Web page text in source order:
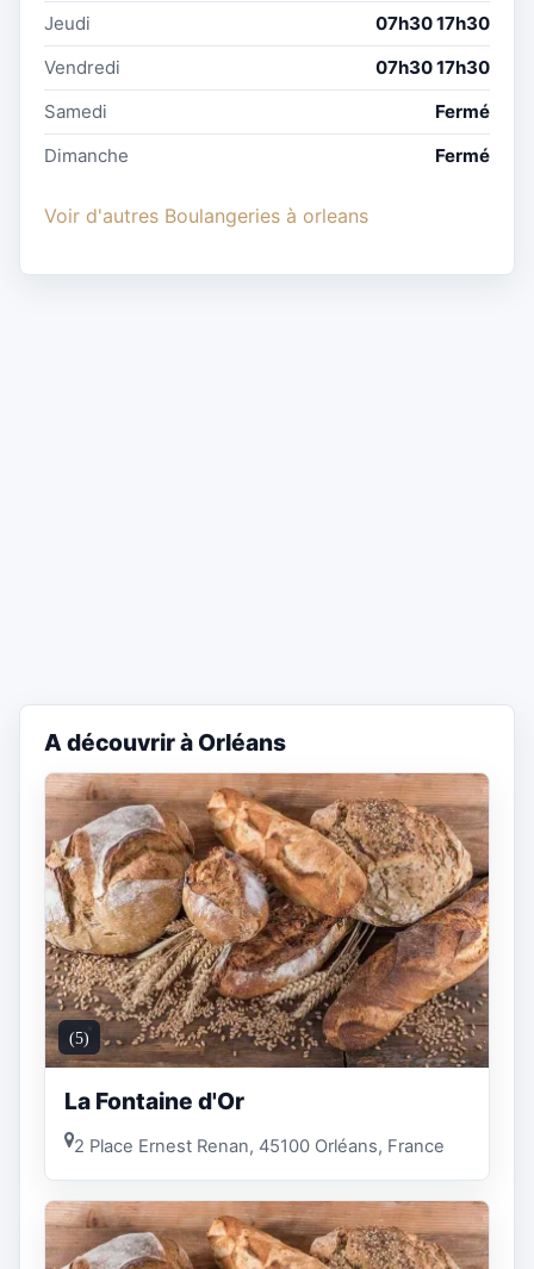
Jeudi
07h30 17h30
Vendredi
07h30 17h30
Samedi
Fermé
Dimanche
Fermé
Voir d'autres Boulangeries à orleans
A découvrir à Orléans
(5)
La Fontaine d'Or
2 Place Ernest Renan, 45100 Orléans, France